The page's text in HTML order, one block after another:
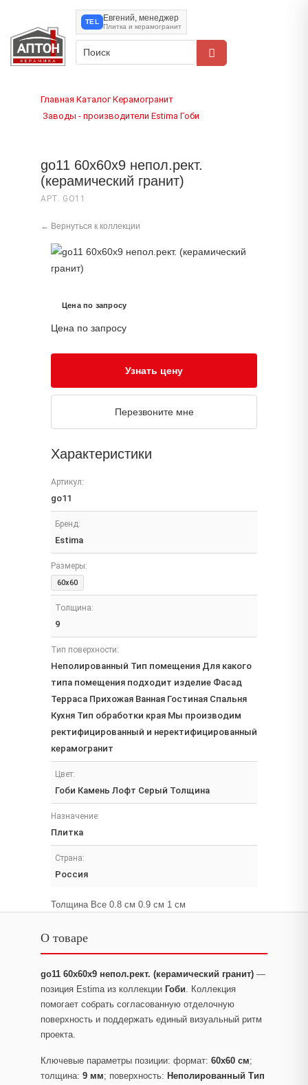
TEL Евгений, менеджер
Плитка и керамогранит
Главная›Каталог›Керамогранит
›Заводы - производители›Estima›Гоби
go11 60x60x9 непол.рект.
(керамический гранит)
АРТ. GO11
← Вернуться к коллекции
Цена по запросу
Цена по запросу
Узнать цену
Перезвоните мне
Характеристики
Артикул:
go11
Бренд:
Estima
Размеры:
60x60
Толщина:
9
Тип поверхности:
Неполированный Тип помещения Для какого
типа помещения подходит изделие Фасад
Терраса Прихожая Ванная Гостиная Спальня
Кухня Тип обработки края Мы производим
ректифицированный и неректифицированный
керамогранит
Цвет:
Гоби Камень Лофт Серый Толщина
Назначение:
Плитка
Страна:
Россия
Толщина Все 0.8 см 0.9 см 1 см
О товаре
go11 60x60x9 непол.рект. (керамический гранит) —
позиция Estima из коллекции Гоби. Коллекция
помогает собрать согласованную отделочную
поверхность и поддержать единый визуальный ритм
проекта.
Ключевые параметры позиции: формат: 60x60 см;
толщина: 9 мм; поверхность: Неполированный Тип